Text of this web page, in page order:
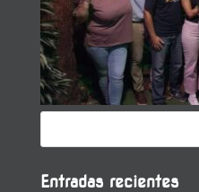
Entradas recientes